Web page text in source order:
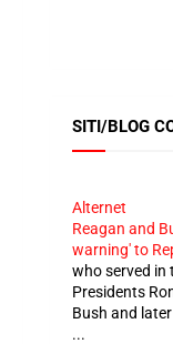
SITI/BLOG
Alternet
Reagan and
warning' to
who served in
Presidents
Bush and
...